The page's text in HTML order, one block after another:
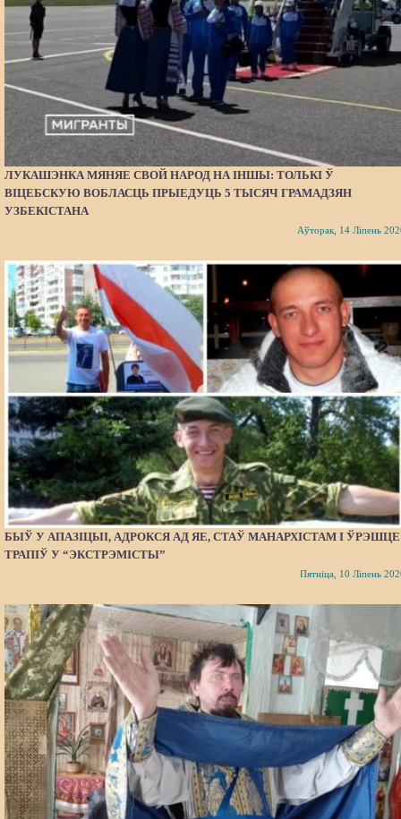
ЛУКАШЭНКА МЯНЯЕ СВОЙ НАРОД НА ІНШЫ: ТОЛЬКІ Ў
ВІЦЕБСКУЮ ВОБЛАСЦЬ ПРЫЕДУЦЬ 5 ТЫСЯЧ ГРАМАДЗЯН
УЗБЕКІСТАНА
Аўторак, 14 Ліпень
БЫЎ У АПАЗІЦЫІ, АДРОКСЯ АД ЯЕ, СТАЎ МАНАРХІСТАМ І ЎРЭШЦЕ
ТРАПІЎ У “ЭКСТРЭМІСТЫ”
Пятніца, 10 Ліпень